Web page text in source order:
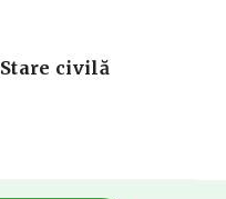
Stare civilă